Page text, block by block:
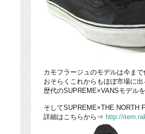
カモフラージュのモデルは今ま
おそらくこれからもほぼ市場に
歴代のSUPREME×VANSモデル
そしてSUPREME×THE NORTH
詳細はこちらから⇒ http://